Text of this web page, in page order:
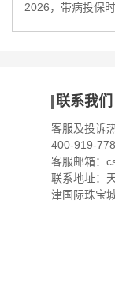
2026，带病投保
联系我们
客服及投诉
400-919-
客服邮箱：
联系地址：
津国际珠宝